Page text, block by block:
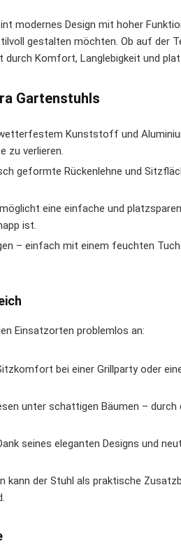
modernes Design mit hoher
gestalten möchten. Ob auf der
Komfort, Langlebigkeit und
Gartenstuhls
Kunststoff und
zu verlieren.
geformte Rückenlehne und
eine einfache und
ist.
– einfach mit einem feuchten
Einsatzorten problemlos an:
bei einer Grillparty oder
unter schattigen Bäumen –
seines eleganten Designs und
kann der Stuhl als praktische